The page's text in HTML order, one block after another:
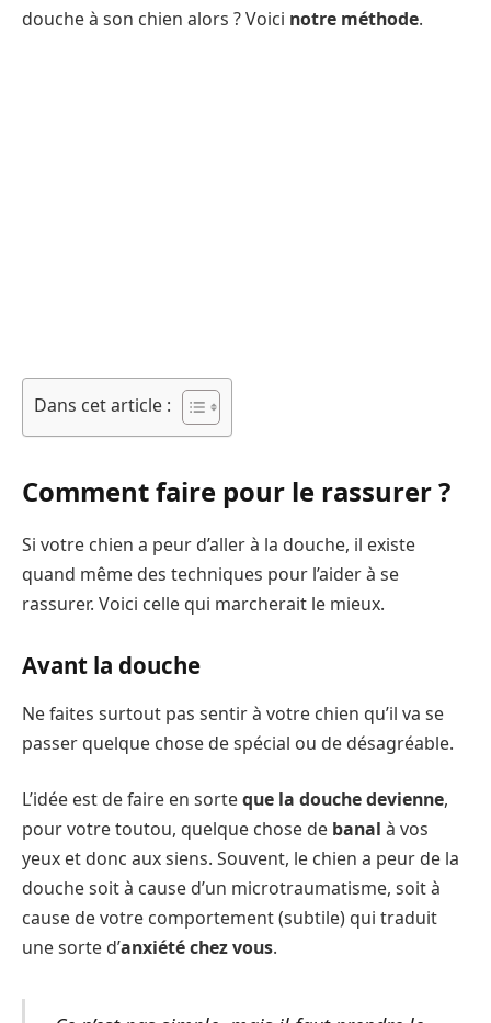
douche à son chien alors ? Voici notre méthode.
Dans cet article :
Comment faire pour le rassurer ?
Si votre chien a peur d’aller à la douche, il existe
quand même des techniques pour l’aider à se
rassurer. Voici celle qui marcherait le mieux.
Avant la douche
Ne faites surtout pas sentir à votre chien qu’il va se
passer quelque chose de spécial ou de désagréable.
L’idée est de faire en sorteque la douche devienne,
pour votre toutou, quelque chose de banal à vos
yeux et donc aux siens. Souvent, le chien a peur de la
douche soit à cause d’un microtraumatisme, soit à
cause de votre comportement (subtile) qui traduit
une sorte d’anxiété chez vous.